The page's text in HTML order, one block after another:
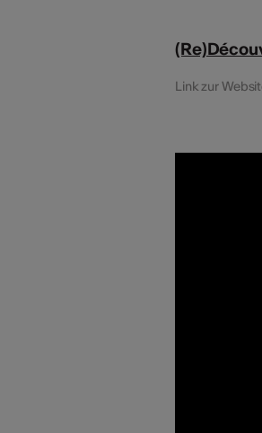
Link zur